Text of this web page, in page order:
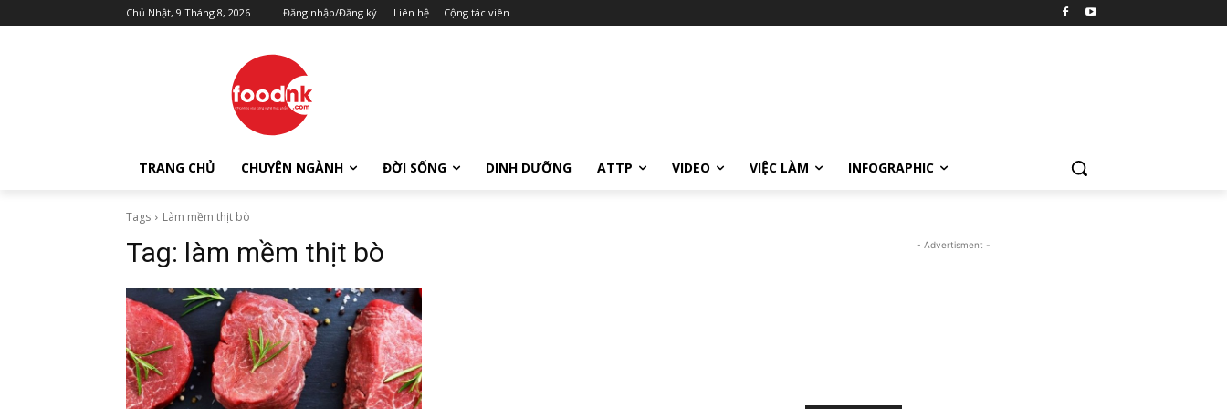
Chủ Nhật, 9 Tháng 8, 2026 Đăng nhập/Đăng ký Liên hệ Cộng tác viên
TRANG CHỦ CHUYÊN NGÀNH ĐỜI SỐNG DINH DƯỠNG ATTP VIDEO VIỆC LÀM INFOGRAPHIC
Tags Làm mềm thịt bò
Tag: làm mềm thịt bò - Advertisment -